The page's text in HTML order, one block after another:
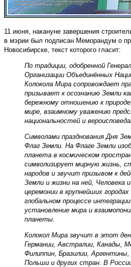
11 июня, накануне завершения
в мэрии был подписан Меморандум о
Новосибирске, текст которого гласит:
По традиции, одобренной
Организации Объединённых
Колокола Мира сопровождает
призывает к осознанию Земли
бережному отношению к
мире, взаимному уважению
национальностей и
Символами празднования Дня
Флаг Земли. На Флаге Земли
планета в космическом
символизирует мирную жизнь,
народов и звучит призывом к
Земли и жизни на ней, Человека
церемонии в крупнейших
глобальном процессе
установление мира и
планеты.
Колокол Мира звучит в этот
Германии, Австралии, Канады,
Филиппин, Бразилии, Аргентины,
Польши и других стран. В